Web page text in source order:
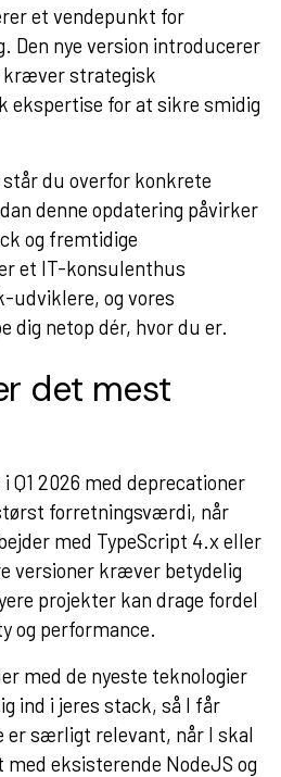
et vendepunkt for
Den nye version introducerer
kræver strategisk
ekspertise for at sikre smidig
står du overfor konkrete
denne opdatering påvirker
og fremtidige
et IT-konsulenthus
udviklere, og vores
dig netop dér, hvor du er.
det mest
Q1 2026 med deprecationer
forretningsværdi, når
med TypeScript 4.x eller
versioner kræver betydelig
projekter kan drage fordel
og performance.
med de nyeste teknologier
ind i jeres stack, så I får
særligt relevant, når I skal
eksisterende NodeJS og